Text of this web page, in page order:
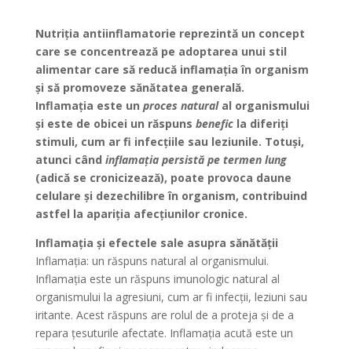
Nutriția antiinflamatorie reprezintă un concept
care se concentrează pe adoptarea unui stil
alimentar care să reducă inflamația în organism
și să promoveze sănătatea generală.
Inflamația este un proces natural al organismului
și este de obicei un răspuns benefic la diferiți
stimuli, cum ar fi infecțiile sau leziunile. Totuși,
atunci când inflamația persistă pe termen lung
(adică se cronicizează), poate provoca daune
celulare și dezechilibre în organism, contribuind
astfel la apariția afecțiunilor cronice.
Inflamația și efectele sale asupra sănătății
Inflamația: un răspuns natural al organismului.
Inflamația este un răspuns imunologic natural al
organismului la agresiuni, cum ar fi infecții, leziuni sau
iritante. Acest răspuns are rolul de a proteja și de a
repara țesuturile afectate. Inflamația acută este un